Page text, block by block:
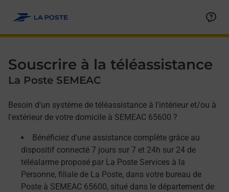
Souscrire à la téléassistance
La Poste SEMEAC
Besoin d'un système de téléassistance à l'intérieur et/ou à
l'extérieur de votre domicile à SEMEAC 65600 ?
Bénéficiez d'une assistance complète grâce au
dispositif connecté 7 jours sur 7 et 24h sur 24 de
téléalarme proposé par La Poste Services à la
Personne, filiale de La Poste, dans votre bureau de
Poste à SEMEAC 65600, situé dans le département de